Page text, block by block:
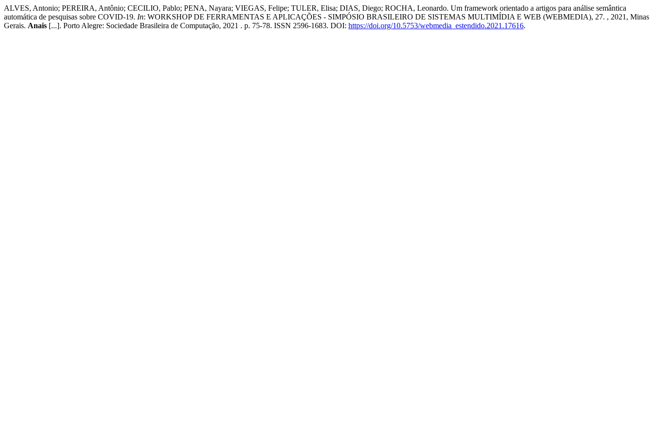
ALVES, Antonio; PEREIRA, Antônio; CECILIO, Pablo; PENA, Nayara; VIEGAS, Felipe; TULER, Elisa; DIAS, Diego; ROCHA, Leonardo. Um framework orientado a artigos para análise semântica
automática de pesquisas sobre COVID-19. In: WORKSHOP DE FERRAMENTAS E APLICAÇÕES - SIMPÓSIO BRASILEIRO DE SISTEMAS MULTIMÍDIA E WEB (WEBMEDIA), 27. , 2021, Minas
Gerais. Anais [...]. Porto Alegre: Sociedade Brasileira de Computação, 2021 . p. 75-78. ISSN 2596-1683. DOI: https://doi.org/10.5753/webmedia_estendido.2021.17616.